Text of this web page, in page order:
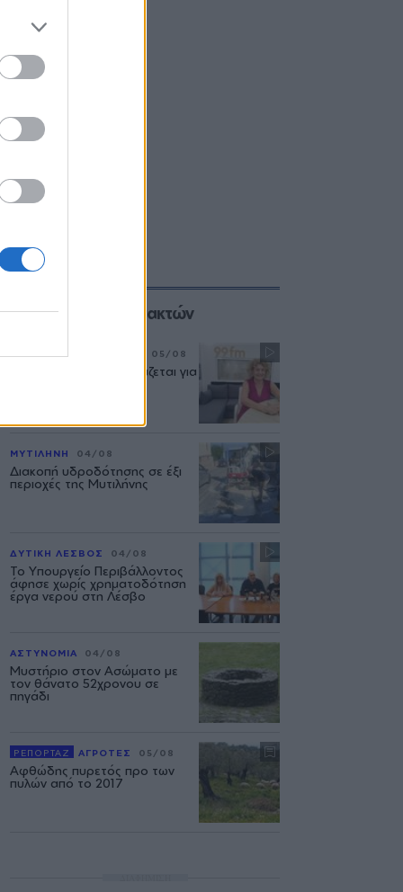
Επιλογές των Συντακτών
05/08
«Η ασφάλεια δεν θυσιάζεται για
ΜΥΤΙΛΗΝΗ 04/08
Διακοπή υδροδότησης σε έξι
περιοχές της Μυτιλήνης
ΔΥΤΙΚΗ ΛΕΣΒΟΣ 04/08
Το Υπουργείο Περιβάλλοντος
άφησε χωρίς χρηματοδότηση
έργα νερού στη Λέσβο
ΑΣΤΥΝΟΜΙΑ 04/08
Μυστήριο στον Ασώματο με
τον θάνατο 52χρονου σε
πηγάδι
ΡΕΠΟΡΤΑΖ ΑΓΡΟΤΕΣ 05/08
Αφθώδης πυρετός προ των
πυλών από το 2017